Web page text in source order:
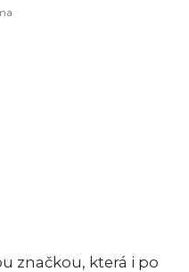
značkou, která i po